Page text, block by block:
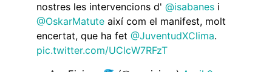
nostres les intervencions d' @isabanes i
@OskarMatute així com el manifest, molt
encertat, que ha fet @JuventudXClima.
pic.twitter.com/UClcW7RFzT